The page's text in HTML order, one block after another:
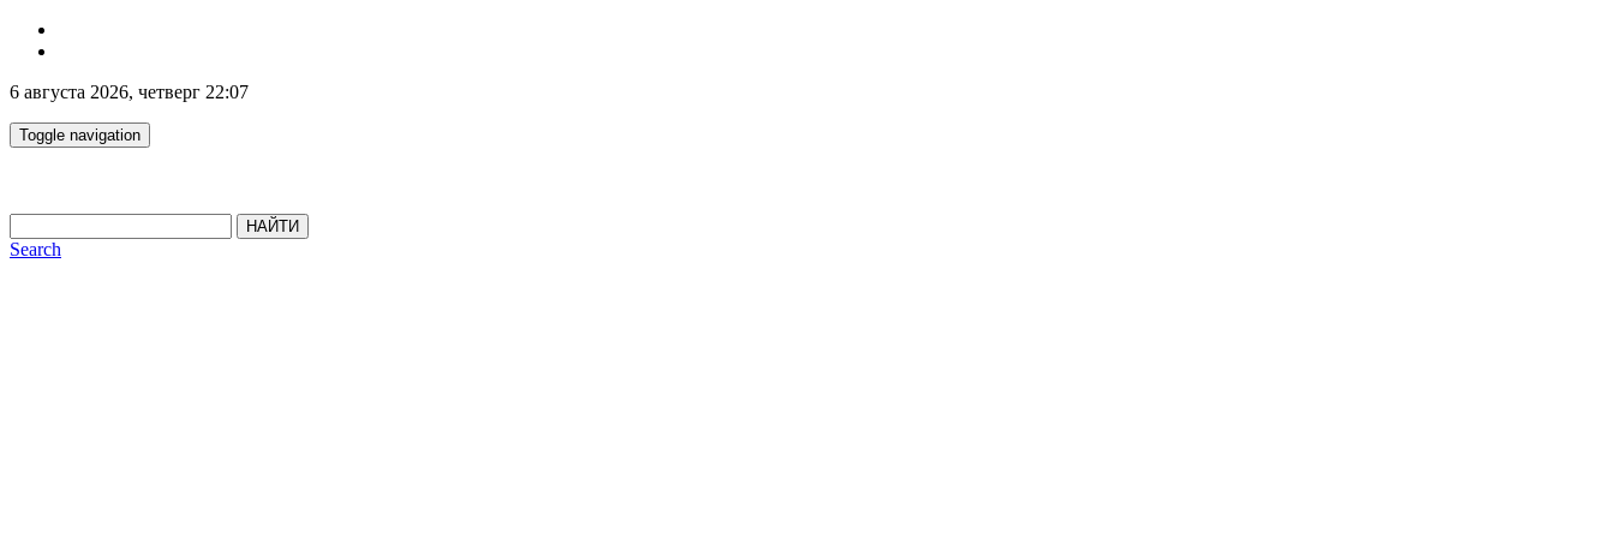
6 августа 2026, четверг 22:07
Toggle navigation
НАЙТИ
Search